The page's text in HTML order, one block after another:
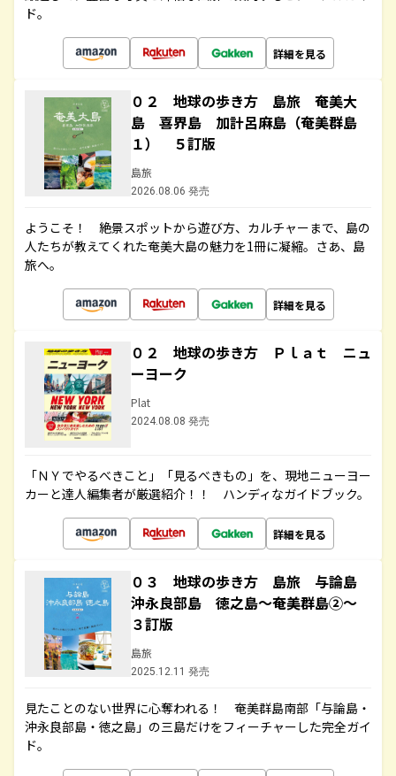
ド。
詳細を見る
０２ 地球の歩き方 島旅 奄美大
島 喜界島 加計呂麻島（奄美群島
１） ５訂版
島旅
2026.08.06 発売
ようこそ！ 絶景スポットから遊び方、カルチャーまで、島の
人たちが教えてくれた奄美大島の魅力を1冊に凝縮。さあ、島
旅へ。
詳細を見る
０２ 地球の歩き方 Ｐｌａｔ ニュ
ーヨーク
Plat
2024.08.08 発売
「ＮＹでやるべきこと」「見るべきもの」を、現地ニューヨー
カーと達人編集者が厳選紹介！！ ハンディなガイドブック。
詳細を見る
０３ 地球の歩き方 島旅 与論島
沖永良部島 徳之島～奄美群島②～
３訂版
島旅
2025.12.11 発売
見たことのない世界に心奪われる！ 奄美群島南部「与論島・
沖永良部島・徳之島」の三島だけをフィーチャーした完全ガイ
ド。